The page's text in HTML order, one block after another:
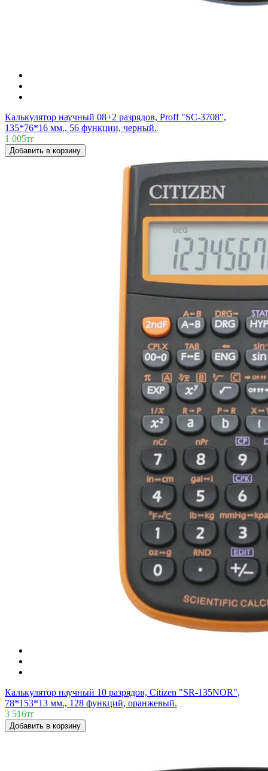
Калькулятор научный 08+2 разрядов, Proff "SC-3708",
135*76*16 мм., 56 функции, черный.
1 005тг
Добавить в корзину
Калькулятор научный 10 разрядов, Citizen "SR-135NOR",
78*153*13 мм., 128 функций, оранжевый.
3 516тг
Добавить в корзину